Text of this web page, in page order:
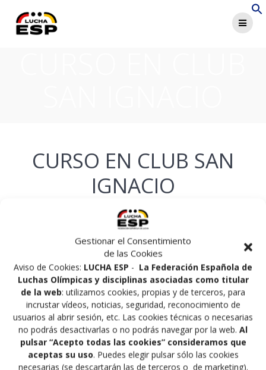
Gestionar el Consentimiento
de las Cookies
Aviso de Cookies: LUCHA ESP - La Federación Española de
Luchas Olímpicas y disciplinas asociadas como titular
de la web: utilizamos cookies, propias y de terceros, para
incrustar vídeos, noticias, seguridad, reconocimiento de
usuarios al abrir sesión, etc. Las cookies técnicas o necesarias
no podrás desactivarlas o no podrás navegar por la web. Al
pulsar “Acepto todas las cookies” consideramos que
aceptas su uso. Puedes elegir pulsar sólo las cookies
necesarias (se descartarán las de terceros o de marketing).
CURSO EN CLUB SAN
IGNACIO
en 19/05/2014
Navegación
de
entradas
Anterior:
Entrada
anterior:
CAMPEONATO DE
EUROPA DE LUCHA
SAMBO SENIOR
Siguiente:
Siguiente
entrada:
JORNADA FINAL DE LIGA
DEPORTE BASE
FEDERACION GALLEGA